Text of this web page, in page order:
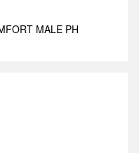
MALE PH